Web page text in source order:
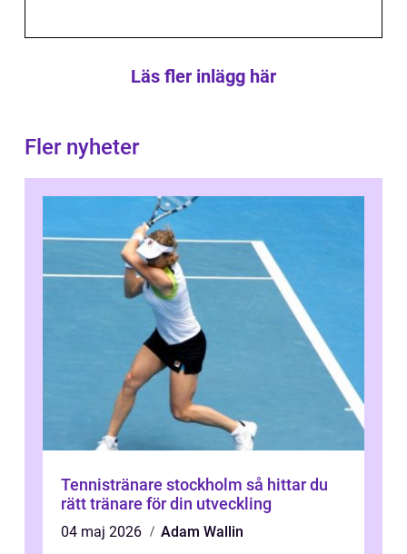
Läs fler inlägg här
Fler nyheter
Tennistränare stockholm så hittar du
rätt tränare för din utveckling
04 maj 2026
Adam Wallin